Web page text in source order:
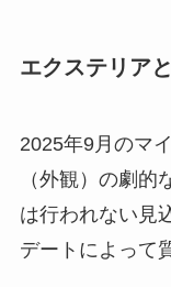
エクステリア
2025年9月のマ
（外観）の劇的
は行われない見
デートによって